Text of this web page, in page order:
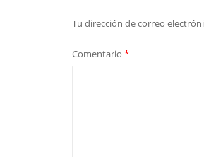
Tu dirección de correo
Comentario *